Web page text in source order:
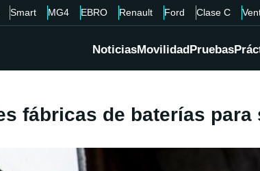
Smart MG4 EBRO Renault Ford Clase C
NoticiasMovilidadPruebas
fábricas de baterías